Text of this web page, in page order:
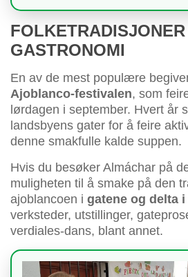
GASTRONOMI
En av de mest populære
Ajoblanco-festivalen, som
lørdagen i september. Hvert år
landsbyens gater for å feire
denne smakfulle kalde suppen.
Hvis du besøker Almáchar på
muligheten til å smake på den
ajoblancoen i gatene og delta
verksteder, utstillinger,
verdiales-dans, blant annet.